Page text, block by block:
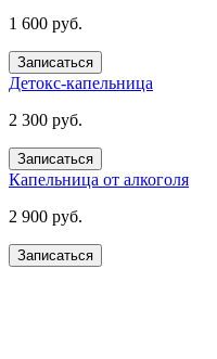
1 600 руб.
Записаться
Детокс-капельница
2 300 руб.
Записаться
Капельница от алкоголя
2 900 руб.
Записаться